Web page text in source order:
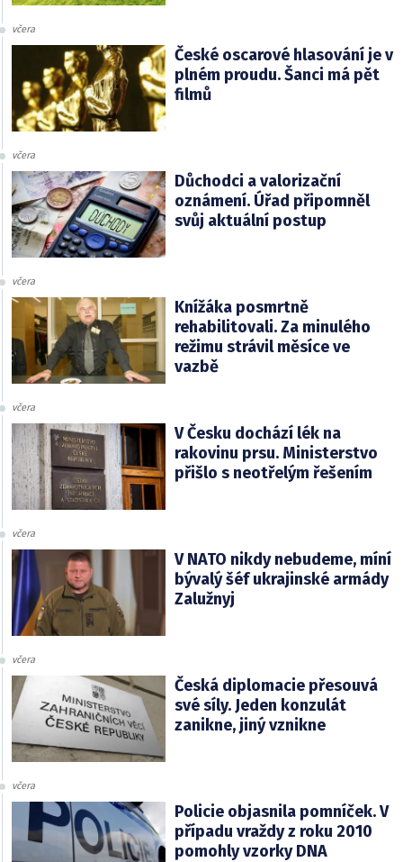
včera
České oscarové hlasování je v
plném proudu. Šanci má pět
filmů
včera
Důchodci a valorizační
oznámení. Úřad připomněl
svůj aktuální postup
včera
Knížáka posmrtně
rehabilitovali. Za minulého
režimu strávil měsíce ve
vazbě
včera
V Česku dochází lék na
rakovinu prsu. Ministerstvo
přišlo s neotřelým řešením
včera
V NATO nikdy nebudeme, míní
bývalý šéf ukrajinské armády
Zalužnyj
včera
Česká diplomacie přesouvá
své síly. Jeden konzulát
zanikne, jiný vznikne
včera
Policie objasnila pomníček. V
případu vraždy z roku 2010
pomohly vzorky DNA